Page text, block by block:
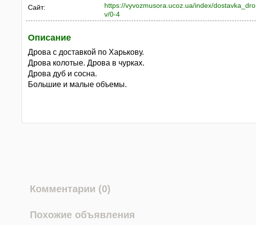
Сайт:
https://vyvozmusora.ucoz.ua/index/dostavka_dro
v/0-4
Описание
Дрова с доставкой по Харькову.
Дрова колотые. Дрова в чурках.
Дрова дуб и сосна.
Большие и малые объемы.
Комментарии (0)
Похожие объявления